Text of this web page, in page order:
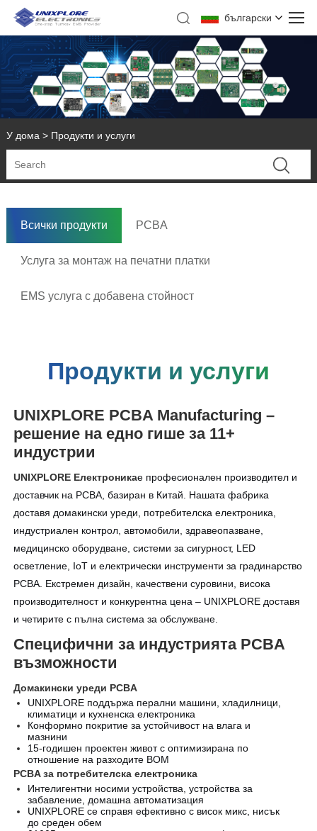
български
У дома > Продукти и услуги
Всички продукти PCBA
Услуга за монтаж на печатни платки
EMS услуга с добавена стойност
Продукти и услуги
UNIXPLORE PCBA Manufacturing –
решение на едно гише за 11+
индустрии
UNIXPLORE Електроникае професионален производител и
доставчик на PCBA, базиран в Китай. Нашата фабрика
доставя домакински уреди, потребителска електроника,
индустриален контрол, автомобили, здравеопазване,
медицинско оборудване, системи за сигурност, LED
осветление, IoT и електрически инструменти за градинарство
PCBA. Екстремен дизайн, качествени суровини, висока
производителност и конкурентна цена – UNIXPLORE доставя
и четирите с пълна система за обслужване.
Специфични за индустрията PCBA
възможности
Домакински уреди PCBA
UNIXPLORE поддържа перални машини, хладилници,
климатици и кухненска електроника
Конформно покритие за устойчивост на влага и
мазнини
15-годишен проектен живот с оптимизирана по
отношение на разходите BOM
PCBA за потребителска електроника
Интелигентни носими устройства, устройства за
забавление, домашна автоматизация
UNIXPLORE се справя ефективно с висок микс, нисък
до среден обем